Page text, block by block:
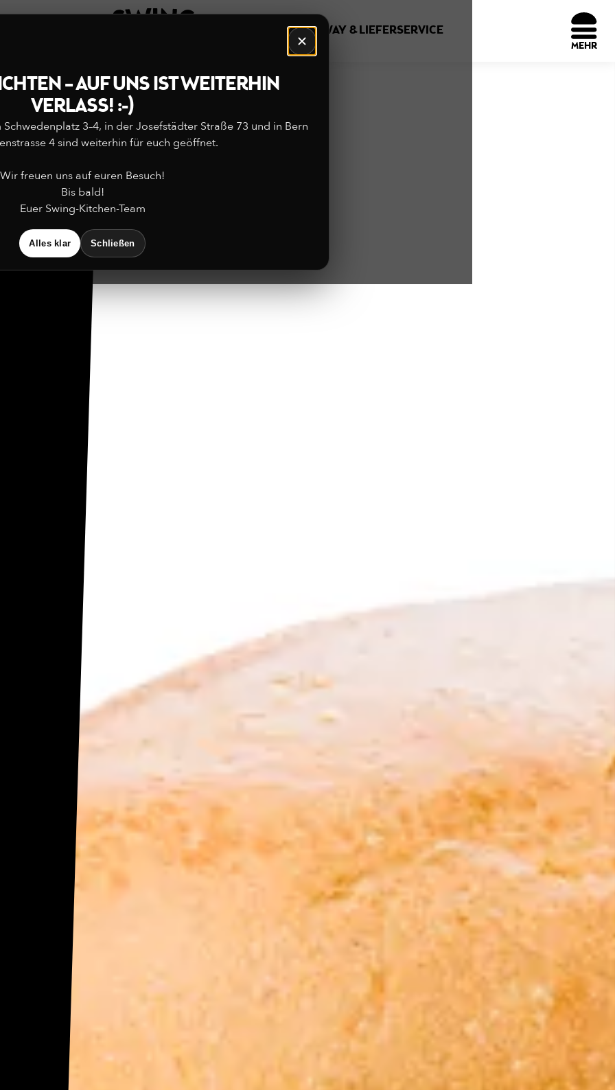
– AUF UNS IST WEITERHIN
VERLASS! :-)
3–4, in der Josefstädter Straße 73 und in Bern
4 sind weiterhin für euch geöffnet.
Wir freuen uns auf euren Besuch!
Bis bald!
Euer Swing-Kitchen-Team
Alles klar Schließen
TAKEAWAY & LIEFERSERVICE